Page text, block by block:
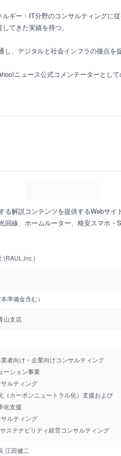
ギー・IT分野のコンサルティングに
てきた実績を持つ。
、デジタルと社会インフラの接点を
ニュース公式コメンテーターとし
解説コンテンツを提供するWebサ
線、ホームルーター、格安スマホ
(RAUL,inc.)
準備金含む）
山支店
者向け・企業向けコンサルティング
ーション事業
ルティング
（カーボンニュートラル化）支援および
化支援
ルティング
ステナビリティ経営コンサルティング
江田健二